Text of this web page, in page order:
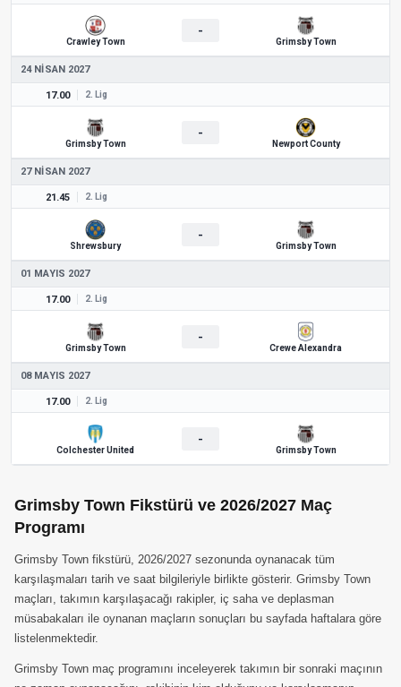
Crawley Town
-
Grimsby Town
24 NISAN 2027
17.00 2. Lig
Grimsby Town
-
Newport County
27 NISAN 2027
21.45 2. Lig
Shrewsbury
-
Grimsby Town
01 MAYIS 2027
17.00 2. Lig
Grimsby Town
-
Crewe Alexandra
08 MAYIS 2027
17.00 2. Lig
Colchester United
-
Grimsby Town
Grimsby Town Fikstürü ve 2026/2027 Maç
Programı
Grimsby Town fikstürü, 2026/2027 sezonunda oynanacak tüm
karşılaşmaları tarih ve saat bilgileriyle birlikte gösterir. Grimsby Town
maçları, takımın karşılaşacağı rakipler, iç saha ve deplasman
müsabakaları ile oynanan maçların sonuçları bu sayfada haftalara göre
listelenmektedir.
Grimsby Town maç programını inceleyerek takımın bir sonraki maçının